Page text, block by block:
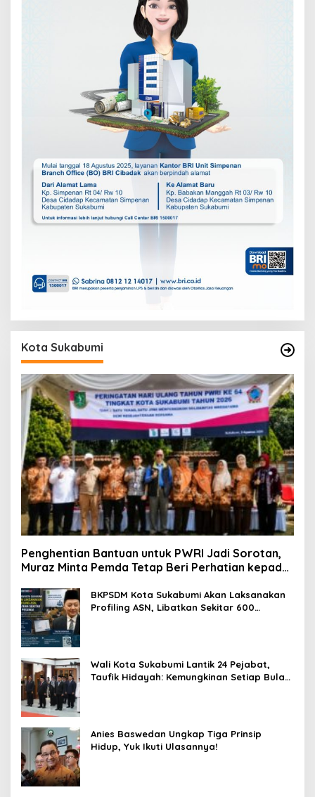
Kota Sukabumi
Penghentian Bantuan untuk PWRI Jadi Sorotan,
Muraz Minta Pemda Tetap Beri Perhatian kepada
BKPSDM Kota Sukabumi Akan Laksanakan
Profiling ASN, Libatkan Sekitar 600
Wali Kota Sukabumi Lantik 24 Pejabat,
Taufik Hidayah: Kemungkinan Setiap Bulan
Anies Baswedan Ungkap Tiga Prinsip
Hidup, Yuk Ikuti Ulasannya!